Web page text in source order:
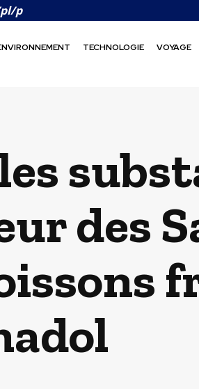
pl/p
TECHNOLOGIE VOYAGE
des